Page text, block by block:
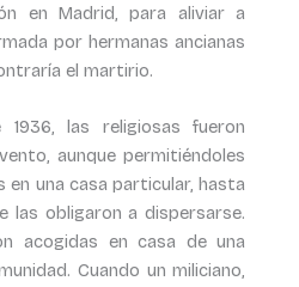
en Madrid, para aliviar a
por hermanas ancianas
el martirio.
las religiosas fueron
aunque permitiéndoles
una casa particular, hasta
las obligaron a dispersarse.
acogidas en casa de una
Cuando un miliciano,